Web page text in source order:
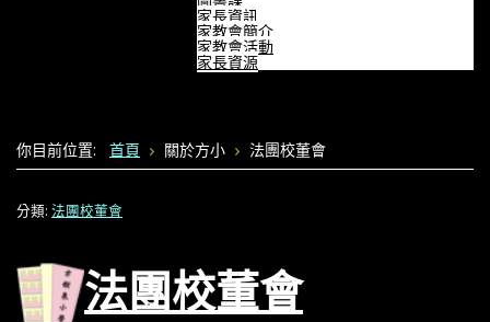
家長資訊
家教會簡介
家教會活動
家長資源
你目前位置: 首頁 關於方小 法團校董會
分類: 法團校董會
法團校董會